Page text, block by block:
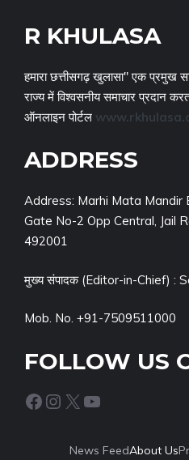
R KHULASA
हमारा छत्तीसगढ़ खुलासा" एक प्रमुख
राज्य में विश्वसनीय समाचार प्रदान
ऑनलाइन पोर्टल
ADDRESS
Address: Marhi Mata
Gate No-2 Opp Central, Jail
492001
मुख्य संपादक (Editor-in-Chief) :
Mob. No. +91-7509511000
FOLLOW US
Facebook Instagram X YouTube
News FeedAbout Us